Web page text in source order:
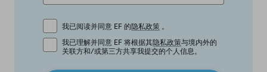
我已阅读并同意 EF 的隐私政策 。
我已理解并同意 EF 将根据其隐私政策与境内外的
关联方和/或第三方共享我提交的个人信息。